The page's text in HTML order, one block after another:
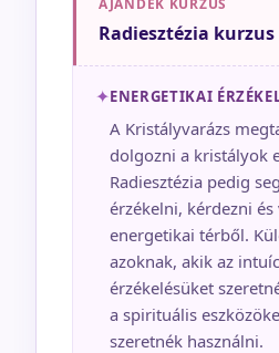
AJÁNDÉK KURZUS
Radiesztézia kurzus
✦ENERGETIKAI
A Kristályvarázs
dolgozni a kristályok
Radiesztézia pedig
érzékelni, kérdezni
energetikai térből.
azoknak, akik az
érzékelésüket
a spirituális
szeretnék használni.